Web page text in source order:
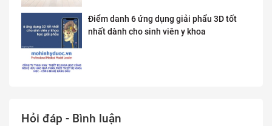
Điểm danh 6 ứng dụng giải phẩu 3D tốt
nhất dành cho sinh viên y khoa
Hỏi đáp - Bình luận